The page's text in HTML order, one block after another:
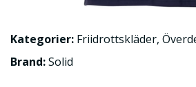
Kategorier: Friidrottskläder,
Brand:Solid